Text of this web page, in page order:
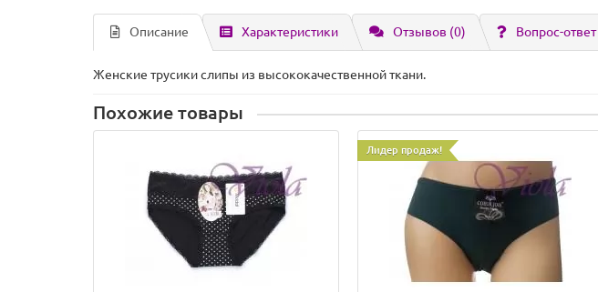
Описание Характеристики Отзывов (0) Вопрос-ответ
Женские трусики слипы из высококачественной ткани.
Похожие товары
Лидер продаж!